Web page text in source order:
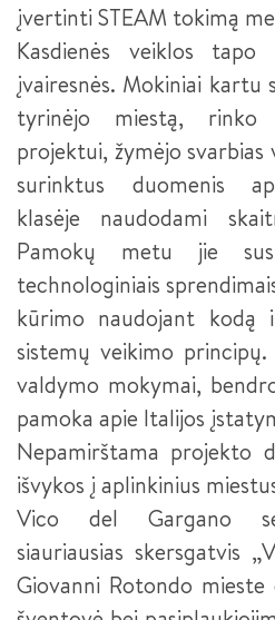
VIRĖJAS
VIRĖJAS III LYGIS
ELEKTROS ĮRANGOS
PRIĖMIMAS)
INFORMACINIŲ IR
TECHNIKAS
BIURO
E. PARDAVĖJAS-
FLORISTAS
KONDITERIS
FLORISTO PADĖJĖJAS
DUONOS IR PYRAGO
įvertinti STEAM tokimą
Kasdienės veiklos
įvairesnės. Mokiniai kartu
tyrinėjo miestą, rinko
projektui, žymėjo
surinktus duomenis
klasėje naudodami
Pamokų metu jie
technologiniais
kūrimo naudojant kodą
sistemų veikimo
valdymo mokymai,
pamoka apie Italijos
Nepamirštama projekto
išvykos į aplinkinius
Vico del Gargano
siauriausias skersgatvis
Giovanni Rotondo mieste